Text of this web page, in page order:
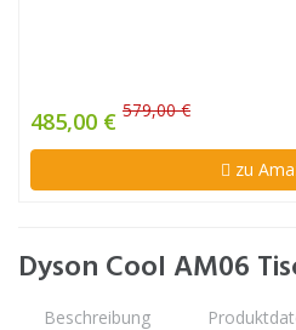
485,00 € 579,00 €
zu
Dyson Cool AM06
Beschreibung